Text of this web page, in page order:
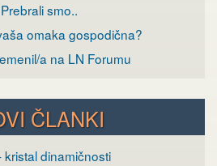
Prebrali smo..
omaka gospodična?
a na LN Forumu
ČLANKI
kristal dinamičnosti